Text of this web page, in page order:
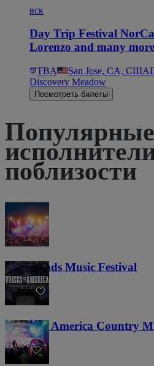
вск
Day Trip Festival
Lorenzo and many
TBA San Jose, CA, США
Discovery Meadow
Посмотреть билеты
Популярные
поблизости
Lost Lands Music Festival
121
Voices of America Country
37